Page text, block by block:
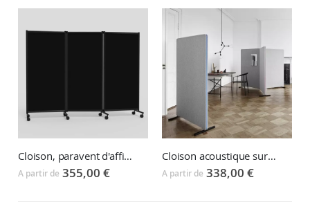
Cloison, paravent d'affichage ONE SCREEN
A partir de 355,00 €
Cloison acoustique sur pied EDGE
A partir de 338,00 €